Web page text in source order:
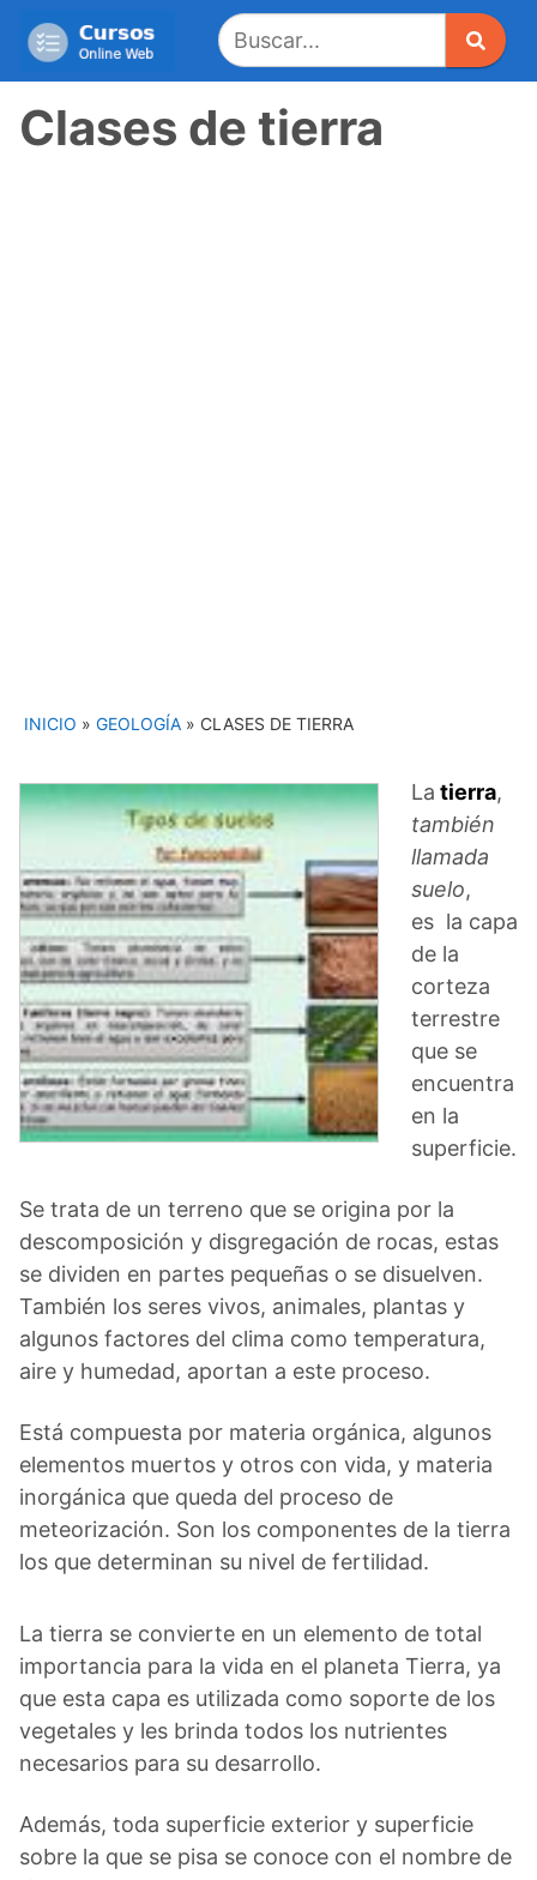
Clases de tierra
INICIO » GEOLOGÍA » CLASES DE TIERRA
La tierra,
también
llamada
suelo,
es la capa
de la
corteza
terrestre
que se
encuentra
en la
superficie.
Se trata de un terreno que se origina por la
descomposición y disgregación de rocas, estas
se dividen en partes pequeñas o se disuelven.
También los seres vivos, animales, plantas y
algunos factores del clima como temperatura,
aire y humedad, aportan a este proceso.
Está compuesta por materia orgánica, algunos
elementos muertos y otros con vida, y materia
inorgánica que queda del proceso de
meteorización. Son los componentes de la tierra
los que determinan su nivel de fertilidad.
La tierra se convierte en un elemento de total
importancia para la vida en el planeta Tierra, ya
que esta capa es utilizada como soporte de los
vegetales y les brinda todos los nutrientes
necesarios para su desarrollo.
Además, toda superficie exterior y superficie
sobre la que se pisa se conoce con el nombre de